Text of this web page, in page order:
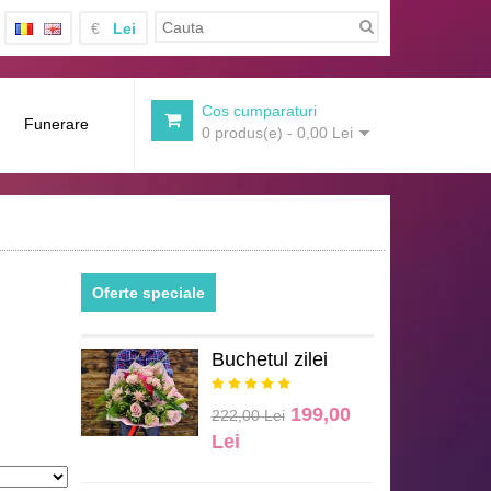
€ Lei
Funerare
Cos cumparaturi
0 produs(e) - 0,00 Lei
Oferte speciale
Buchetul zilei
222,00 Lei 199,00
Lei